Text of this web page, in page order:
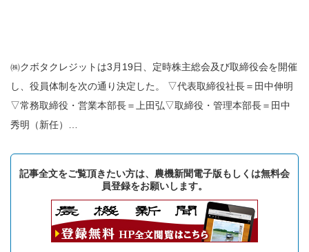
㈱クボタクレジットは3月19日、定時株主総会及び取締役会を開催
し、役員体制を次の通り決定した。 ▽代表取締役社長＝田中伸明
▽常務取締役・営業本部長＝上田弘▽取締役・管理本部長＝田中
秀明（新任）…
記事全文をご覧頂きたい方は、農機新聞電子版もしくは無料会
員登録をお願いします。